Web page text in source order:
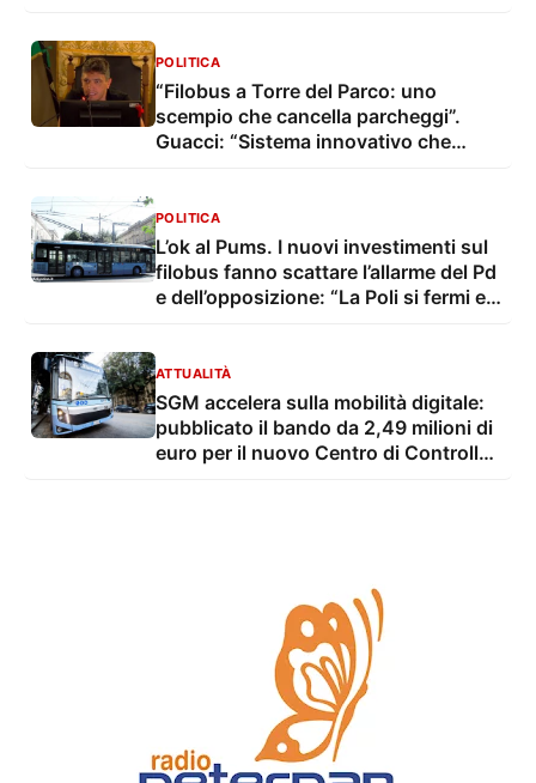
POLITICA
“Filobus a Torre del Parco: uno
scempio che cancella parcheggi”.
Guacci: “Sistema innovativo che
POLITICA
L’ok al Pums. I nuovi investimenti sul
filobus fanno scattare l’allarme del Pd
e dell’opposizione: “La Poli si fermi e
ATTUALITÀ
SGM accelera sulla mobilità digitale:
pubblicato il bando da 2,49 milioni di
euro per il nuovo Centro di Controllo